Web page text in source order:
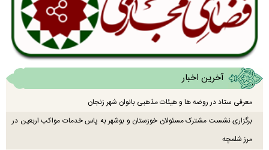
آخرین اخبار
معرفی ستاد در روضه ها و هیئات مذهبی بانوان شهر زنجان
برگزاری نشست مشترک مسئولان خوزستان و بوشهر به پاس خدمات مواکب اربعین در
مرز شلمچه